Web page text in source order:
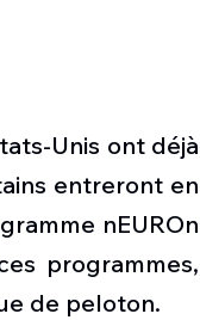
Unis ont déjà
entreront en
nEUROn
programmes,
de peloton.